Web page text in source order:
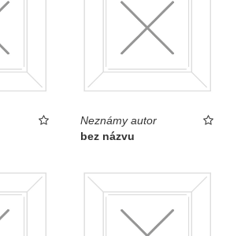
Neznámy autor
bez názvu